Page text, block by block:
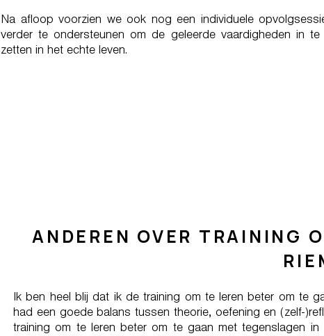
Na afloop voorzien we ook nog een individuele
verder te ondersteunen om de geleerde vaardigheden in te
zetten in het echte leven.
ANDEREN OVER TRAINING
Ik ben heel blij dat ik de training om te leren beter om te
had een goede balans tussen theorie, oefening en (zelf-
training om te leren beter om te gaan met tegenslagen